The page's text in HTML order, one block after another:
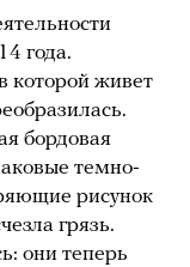
года.
которой живет
бордовая
темно-
рисунок
грязь.
они теперь